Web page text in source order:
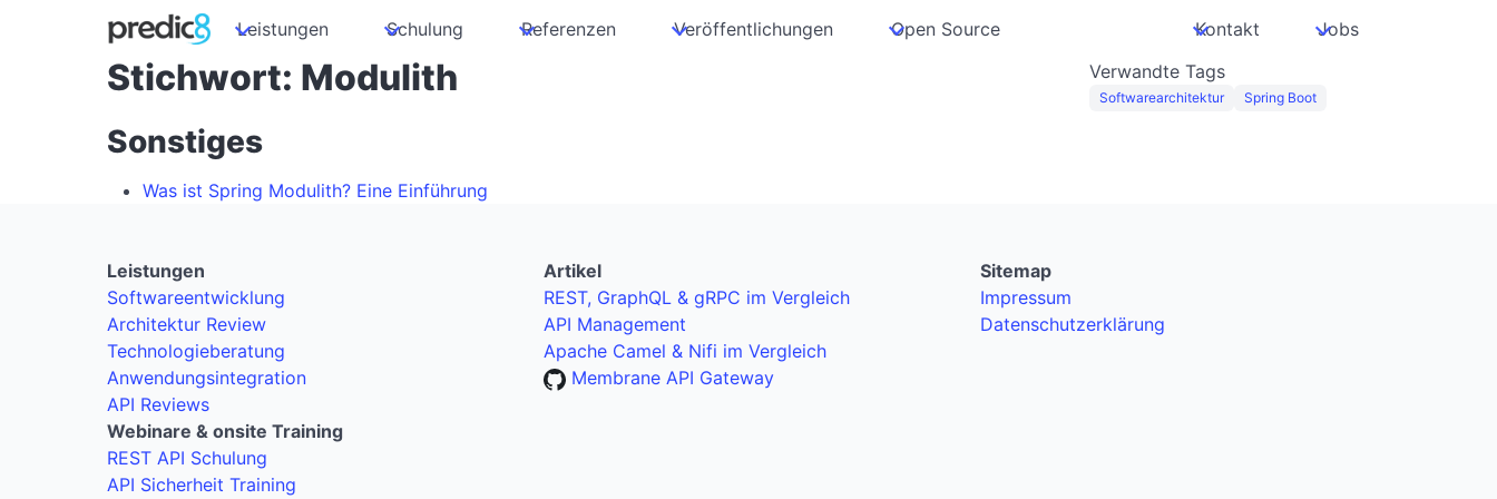
Leistungen Schulung Referenzen Veröffentlichungen Open Source Kontakt Jobs
Stichwort: Modulith
Sonstiges
Was ist Spring Modulith? Eine Einführung
Verwandte Tags
Softwarearchitektur Spring Boot
Leistungen
Softwareentwicklung
Architektur Review
Technologieberatung
Anwendungsintegration
API Reviews
Webinare & onsite Training
REST API Schulung
API Sicherheit Training
Artikel
REST, GraphQL & gRPC im Vergleich
API Management
Apache Camel & Nifi im Vergleich
Membrane API Gateway
Sitemap
Impressum
Datenschutzerklärung